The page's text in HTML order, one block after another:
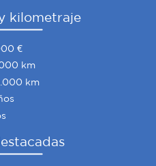
kilometraje
€
km
km